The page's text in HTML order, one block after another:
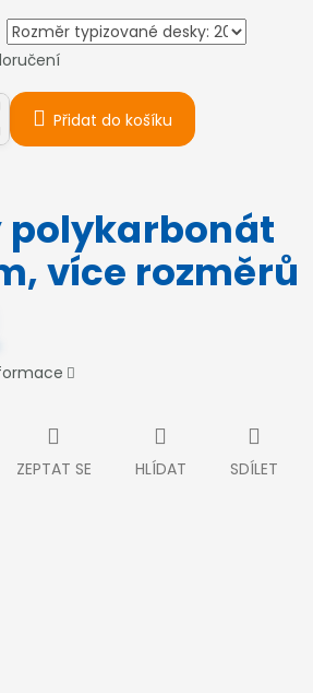
Přidat do košíku
polykarbonát
více rozměrů
ZEPTAT SE HLÍDAT SDÍLET